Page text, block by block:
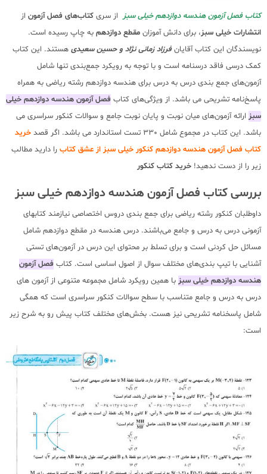
کتاب فصل آزمون هندسه دوازدهم خیلی سبز از سری کتاب‌های فصل آزمون از
انتشارات خیلی سبز، برای دانش آموزان مقطع دوازدهم به چاپ رسیده است.
نویسندگان این کتاب آقایانفرزاد زمانی نژاد و حسین سعیدی هستند. این کتاب
کمک درسی فاقد درسنامه است و با توجه به رویکرد جمع‌بندی تنها شامل
آزمون‌های جمع بندی درس به درس برای هندسه دوازدهم رشته ریاضی به همراه
پاسخ‌نامه تشریحی می باشد. از ویژگی‌های کتاب فصل آزمون هندسه دوازدهم خیلی
سبز ارائه آزمون‌های میان نوبت و پایان نوبت جامع و سوالات کنکور سراسری می
باشد. این کتاب در مجموع شامل 330 تست استاندارد می باشد. اگر قصد
خرید
کتاب فصل آزمون هندسه دوازدهم کنکور خیلی سبز از عشق کتاب را دارید مطالب
زیر را از دست ندهید! خرید کتاب کنکور
بررسی کتاب فصل آزمون هندسه دوازدهم خیلی سبز
داوطلبان کنکور رشته ریاضی برای جمع بندی دروس اختصاصی نیازمند کتابهای
آزمونی درس به درس و جامع می‌باشند. درس هندسه در مقطع دوازدهم شامل
مسائل حل کردنی است و برای تسلط بر محتوای این درس در آزمون‌های تستی
آشنایی با تیپ بندی‌های مختلف سوال از اصول اساسی است. کتاب فصل آزمون
هندسه دوازدهم خیلی سبز با همین رویکرد شامل مجموعه متنوعی از آزمون های
درس به درس و جامع متناسب با سطح سوالات کنکور سراسری است که همگی
شامل پاسخنامه تشریحی نیز هست. بخش‌های مختلف کتاب پیش رو به شرح زیر
است: